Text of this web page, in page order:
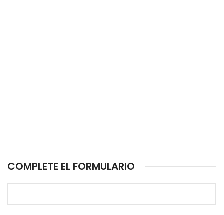
COMPLETE EL FORMULARIO